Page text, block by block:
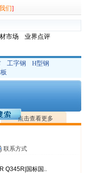
们]
市场
业界点评
工字钢
H型钢
点击查看更多
|精密光亮管|马氏体..
|Z向板|
联系方式
联系方式
Q345R|国标国..